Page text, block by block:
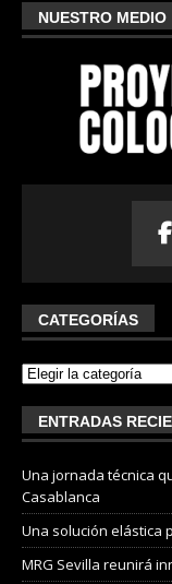
NUESTRO MEDIO
CATEGORÍAS
ENTRADAS
Una jornada técnica
Casablanca
Una solución elástica
MRG Sevilla reunirá